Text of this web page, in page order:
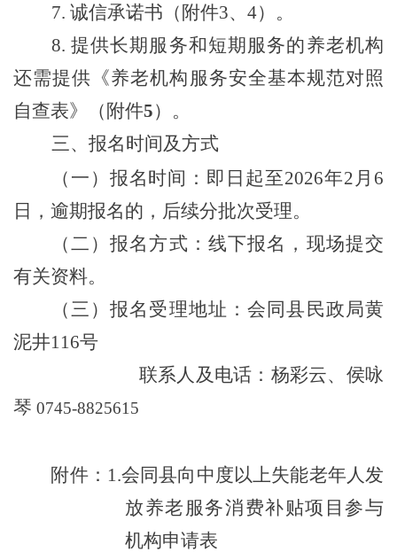
7. 诚信承诺书 （ 附件3、 4） 。
8. 提供长期服务和短期服务的养老机构
还需提供《养老机构服务安全基本规范对照
自查表》
（ 附件5） 。
三、报名时间及方式
（ 一 ） 报名时间：即日起至2026年2 月 6
日 ，逾期报名的，后续分批次受理。
（二 ）报名方式：线下报名，现场提交
有关资料。
（ 三 ）报名受理地址：会同县民政局黄
泥井116号
联系人及电话：杨彩云、侯咏
琴 0745-8825615
附件： 1.会同县向中度以上失能老年人发
放养老服务消费补贴项目参与
机构申请表